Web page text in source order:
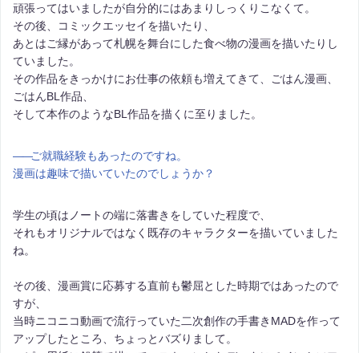
頑張ってはいましたが自分的にはあまりしっくりこなくて。
その後、コミックエッセイを描いたり、
あとはご縁があって札幌を舞台にした食べ物の漫画を描いたりし
ていました。
その作品をきっかけにお仕事の依頼も増えてきて、ごはん漫画、
ごはんBL作品、
そして本作のようなBL作品を描くに至りました。
――ご就職経験もあったのですね。
漫画は趣味で描いていたのでしょうか？
学生の頃はノートの端に落書きをしていた程度で、
それもオリジナルではなく既存のキャラクターを描いていました
ね。
その後、漫画賞に応募する直前も鬱屈とした時期ではあったので
すが、
当時ニコニコ動画で流行っていた二次創作の手書きMADを作って
アップしたところ、ちょっとバズりまして。